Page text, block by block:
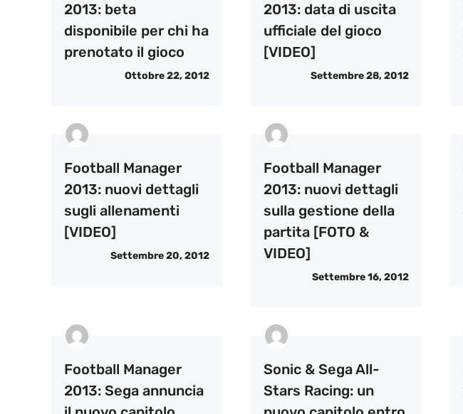
2013: beta
disponibile per chi ha
prenotato il gioco
Ottobre 22, 2012
2013: data di uscita
ufficiale del gioco
[VIDEO]
Settembre 28, 2012
Football Manager
2013: nuovi dettagli
sugli allenamenti
[VIDEO]
Settembre 20, 2012
Football Manager
2013: nuovi dettagli
sulla gestione della
partita [FOTO &
VIDEO]
Settembre 16, 2012
Football Manager
2013: Sega annuncia
Sonic & Sega All-
Stars Racing: un